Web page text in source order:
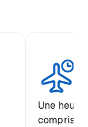
Une heure
comprise